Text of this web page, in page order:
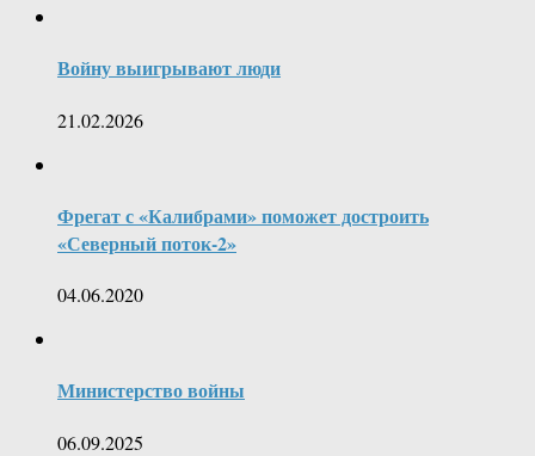
Войну выигрывают люди
21.02.2026
Фрегат с «Калибрами» поможет достроить
«Северный поток-2»
04.06.2020
Министерство войны
06.09.2025